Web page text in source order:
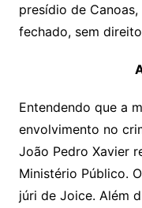
presídio de
fechado, sem
Entendendo que a
envolvimento no
João Pedro Xavier
Ministério Público.
júri de Joice. Além